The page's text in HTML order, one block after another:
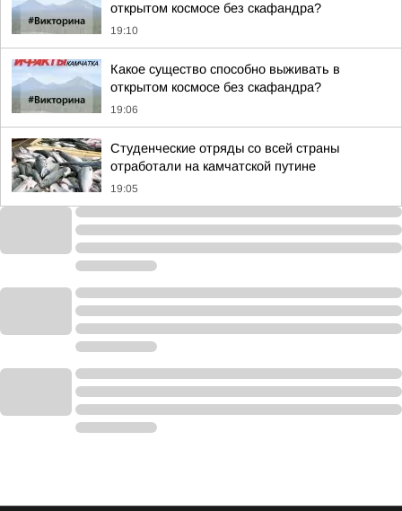
открытом космосе без скафандра?
19:10
Какое существо способно выживать в
открытом космосе без скафандра?
19:06
Студенческие отряды со всей страны
отработали на камчатской путине
19:05